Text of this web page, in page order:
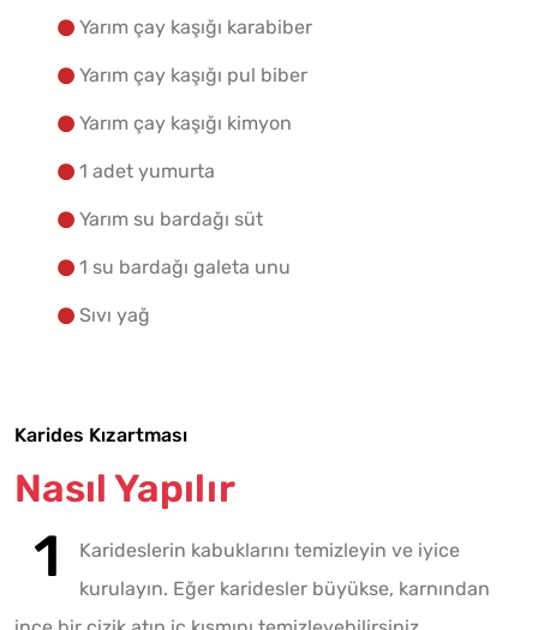
Yarım çay kaşığı karabiber
Yarım çay kaşığı pul biber
Yarım çay kaşığı kimyon
1 adet yumurta
Yarım su bardağı süt
1 su bardağı galeta unu
Sıvı yağ
Karides Kızartması
Nasıl Yapılır
Karideslerin kabuklarını temizleyin ve iyice
kurulayın. Eğer karidesler büyükse, karnından